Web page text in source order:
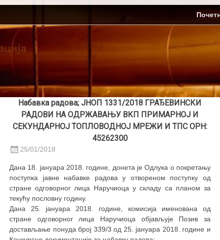
Skip
content
Набавка радова; ЈНОП 1331/2018 ГРАЂЕВИНСКИ
РАДОВИ НА ОДРЖАВАЊУ ВКП ПРИМАРНОЈ И
СЕКУНДАРНОЈ ТОПЛОВОДНОЈ МРЕЖИ И ТПС ОРН:
45262300
25/01/2018
Дана 18. јануара 2018. године, донета је Одлука о покретању
поступка јавне набавке радова у отвореном поступку од
стране одговорног лица Наручиоца у складу са планом за
текућу пословну годину.
Дана 25. јануара 2018. године, комисија именована од
стране одговорног лица Наручиоца објављује Позив за
достављање понуда број 339/3 од 25. јануара 2018. године и